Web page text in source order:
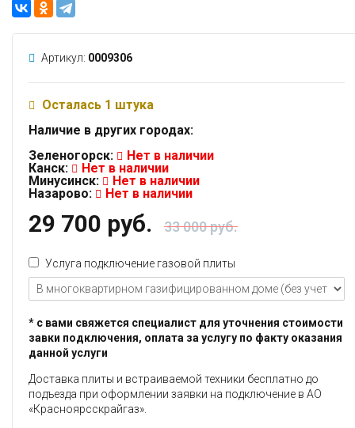
Артикул: 0009306
Осталась 1 штука
Наличие в других городах:
Зеленогорск:
Нет в наличии
Канск:
Нет в наличии
Минусинск:
Нет в наличии
Назарово:
Нет в наличии
29 700 руб. 33 000 руб.
Услуга подключение газовой плиты
* с вами свяжется специалист для уточнения стоимости
завки подключения, оплата за услугу по факту оказания
данной услуги
Доставка плиты и встраиваемой техники бесплатно до
подъезда при оформлении заявки на подключение в АО
«Красноярсскрайгаз».